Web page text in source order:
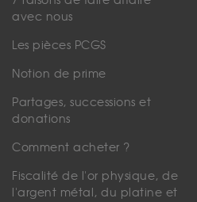
avec nous
Les pièces PCGS
Notion de prime
Partages, successions et
donations
Comment acheter ?
Fiscalité de l'or physique, de
l'argent métal, du platine et